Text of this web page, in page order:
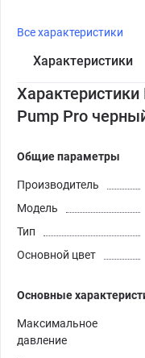
Все характеристики
Характеристики
Pump Pro
Общие параметры
Производитель
Модель
Тип
Основной цвет
Основные
Максимальное
давление